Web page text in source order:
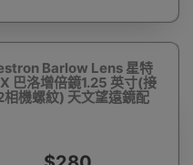
Barlow Lens 星特
巴洛增倍鏡1.25 英寸(接
機螺紋) 天文望遠鏡配